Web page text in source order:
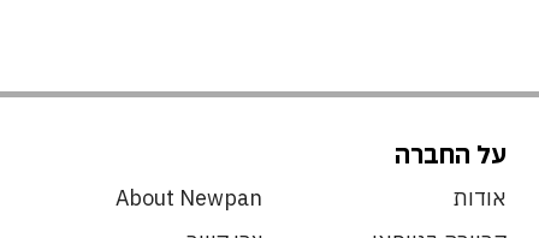
על החברה
אודות
About Newpan